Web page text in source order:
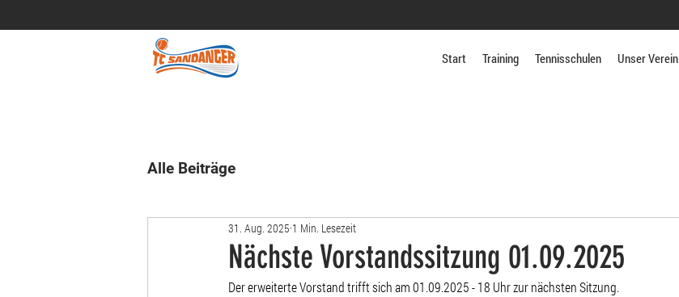
Start Training Tennisschulen Unser Verein
Alle Beiträge
Nächste Vorstandssitzung 01.09.2025
31. Aug. 2025 1 Min. Lesezeit
Der erweiterte Vorstand trifft sich am 01.09.2025 - 18 Uhr zur nächsten Sitzung.